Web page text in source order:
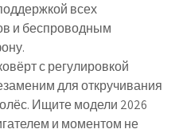
всех
и беспроводным
с регулировкой
для откручивания
Ищите модели 2026
и моментом не